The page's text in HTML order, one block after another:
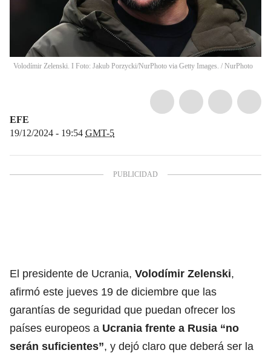
Volodímir Zelenski. I Foto: Jakub Porzycki/NurPhoto via Getty Images. / NurPhoto
EFE
19/12/2024 - 19:54 GMT-5
El presidente de Ucrania, Volodímir Zelenski,
afirmó este jueves 19 de diciembre que las
garantías de seguridad que puedan ofrecer los
países europeos a Ucrania frente a Rusia “no
serán suficientes”, y dejó claro que deberá ser la